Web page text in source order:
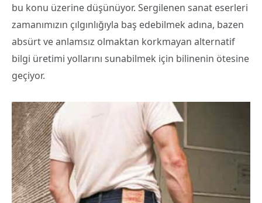
bu konu üzerine düşünüyor. Sergilenen sanat eserleri
zamanımızın çılgınlığıyla baş edebilmek adına, bazen
absürt ve anlamsız olmaktan korkmayan alternatif
bilgi üretimi yollarını sunabilmek için bilinenin ötesine
geçiyor.